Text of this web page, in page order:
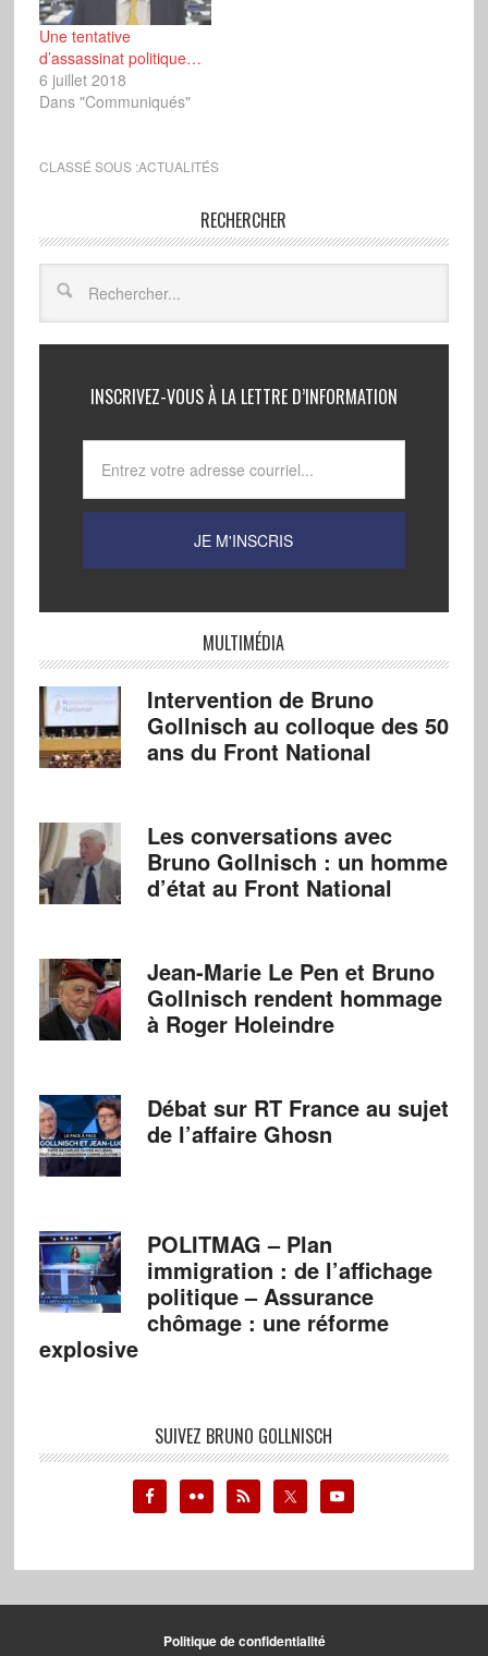
Une tentative
d’assassinat politique…
6 juillet 2018
Dans "Communiqués"
CLASSÉ SOUS :ACTUALITÉS
RECHERCHER
INSCRIVEZ-VOUS À LA LETTRE D’INFORMATION
MULTIMÉDIA
Intervention de Bruno
Gollnisch au colloque des 50
ans du Front National
Les conversations avec
Bruno Gollnisch : un homme
d’état au Front National
Jean-Marie Le Pen et Bruno
Gollnisch rendent hommage
à Roger Holeindre
Débat sur RT France au sujet
de l’affaire Ghosn
POLITMAG – Plan
immigration : de l’affichage
politique – Assurance
chômage : une réforme
explosive
SUIVEZ BRUNO GOLLNISCH
Politique de confidentialité